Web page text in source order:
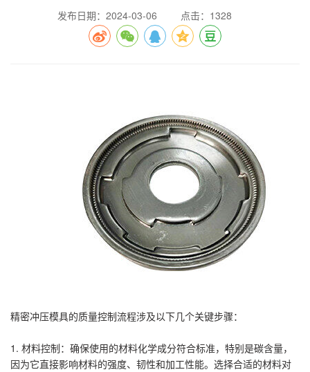
发布日期：2024-03-06 点击：1328
精密冲压模具的质量控制流程涉及以下几个关键步骤：
1. 材料控制：确保使用的材料化学成分符合标准，特别是碳含量，
因为它直接影响材料的强度、韧性和加工性能。选择合适的材料对